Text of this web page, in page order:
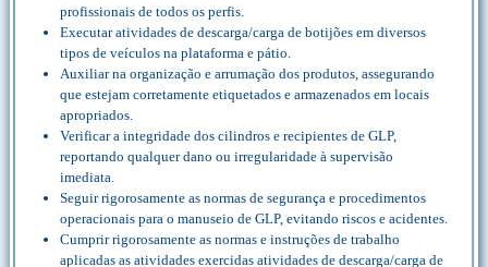
profissionais de todos os perfis.
Executar atividades de descarga/carga de botijões em diversos
tipos de veículos na plataforma e pátio.
Auxiliar na organização e arrumação dos produtos, assegurando
que estejam corretamente etiquetados e armazenados em locais
apropriados.
Verificar a integridade dos cilindros e recipientes de GLP,
reportando qualquer dano ou irregularidade à supervisão
imediata.
Seguir rigorosamente as normas de segurança e procedimentos
operacionais para o manuseio de GLP, evitando riscos e acidentes.
Cumprir rigorosamente as normas e instruções de trabalho
aplicadas as atividades exercidas atividades de descarga/carga de